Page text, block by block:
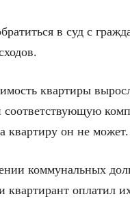
в суд с
квартиры
соответствующую
квартиру он не может.
коммунальных
квартирант оплатил